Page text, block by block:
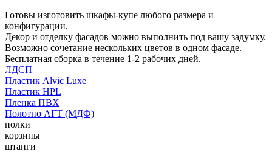
Готовы изготовить шкафы-купе любого размера и
конфигурации.
Декор и отделку фасадов можно выполнить под вашу задумку.
Возможно сочетание нескольких цветов в одном фасаде.
Бесплатная сборка в течение 1-2 рабочих дней.
ЛДСП
Пластик Alvic Luxe
Пластик HPL
Пленка ПВХ
Полотно АГТ (МДФ)
полки
корзины
штанги